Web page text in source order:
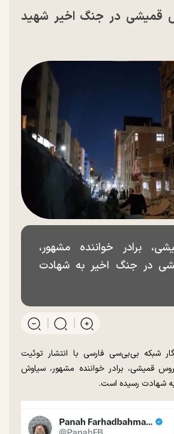
قمیشی در جنگ اخیر شهید
برادر خواننده مشهور،
در جنگ اخیر به شهادت
شبکه بی‌بی‌سی فارسی با انتشار توئیت
قمیشی، برادر خواننده مشهور، سیاوش
شهادت رسیده است.